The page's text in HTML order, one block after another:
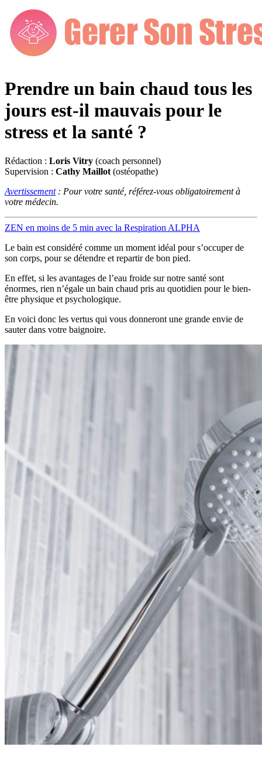
Prendre un bain chaud tous les
jours est-il mauvais pour le
stress et la santé ?
Rédaction : Loris Vitry (coach personnel)
Supervision : Cathy Maillot (ostéopathe)
Avertissement: Pour votre santé, référez-vous obligatoirement à
votre médecin.
ZEN en moins de 5 min avec la Respiration ALPHA
Le bain est considéré comme un moment idéal pour s’occuper de
son corps, pour se détendre et repartir de bon pied.
En effet, si les avantages de l’eau froide sur notre santé sont
énormes, rien n’égale un bain chaud pris au quotidien pour le bien-
être physique et psychologique.
En voici donc les vertus qui vous donneront une grande envie de
sauter dans votre baignoire.